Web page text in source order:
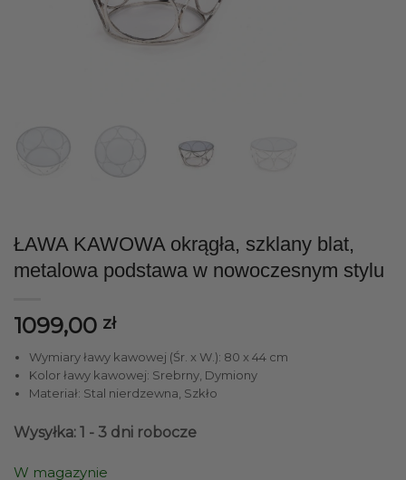
ŁAWA KAWOWA okrągła, szklany blat,
metalowa podstawa w nowoczesnym stylu
1099,00 zł
Wymiary ławy kawowej (Śr. x W.): 80 x 44 cm
Kolor ławy kawowej: Srebrny, Dymiony
Materiał: Stal nierdzewna, Szkło
Wysyłka: 1 - 3 dni robocze
W magazynie